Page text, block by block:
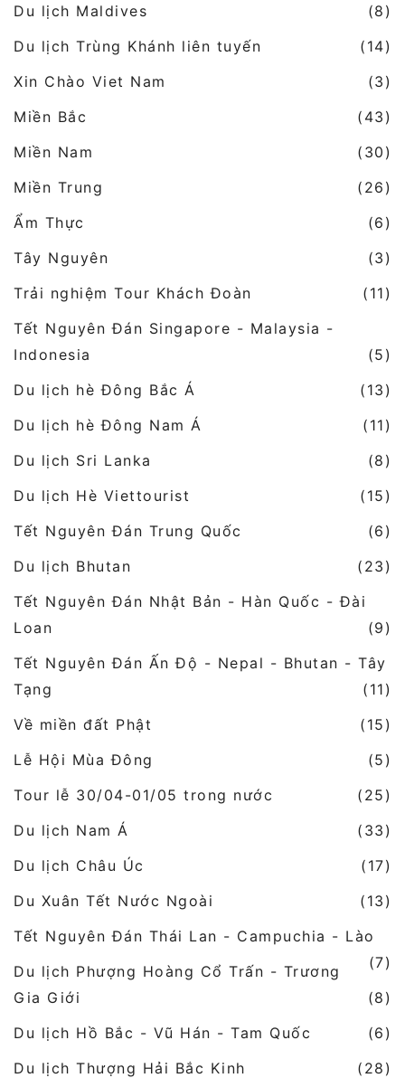
Du lịch Maldives
(8)
Du lịch Trùng Khánh liên tuyến
(14)
Xin Chào Viet Nam
(3)
Miền Bắc
(43)
Miền Nam
(30)
Miền Trung
(26)
Ẩm Thực
(6)
Tây Nguyên
(3)
Trải nghiệm Tour Khách Đoàn
(11)
Tết Nguyên Đán Singapore - Malaysia -
Indonesia
(5)
Du lịch hè Đông Bắc Á
(13)
Du lịch hè Đông Nam Á
(11)
Du lịch Sri Lanka
(8)
Du lịch Hè Viettourist
(15)
Tết Nguyên Đán Trung Quốc
(6)
Du lịch Bhutan
(23)
Tết Nguyên Đán Nhật Bản - Hàn Quốc - Đài
Loan
(9)
Tết Nguyên Đán Ấn Độ - Nepal - Bhutan - Tây
Tạng
(11)
Về miền đất Phật
(15)
Lễ Hội Mùa Đông
(5)
Tour lễ 30/04-01/05 trong nước
(25)
Du lịch Nam Á
(33)
Du lịch Châu Úc
(17)
Du Xuân Tết Nước Ngoài
(13)
Tết Nguyên Đán Thái Lan - Campuchia - Lào
(7)
Du lịch Phượng Hoàng Cổ Trấn - Trương
Gia Giới
(8)
Du lịch Hồ Bắc - Vũ Hán - Tam Quốc
(6)
Du lịch Thượng Hải Bắc Kinh
(28)